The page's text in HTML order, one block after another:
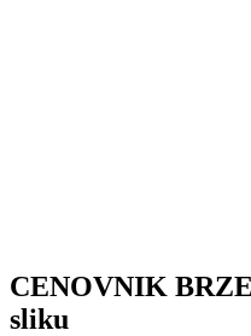
CENOVNIK
sliku